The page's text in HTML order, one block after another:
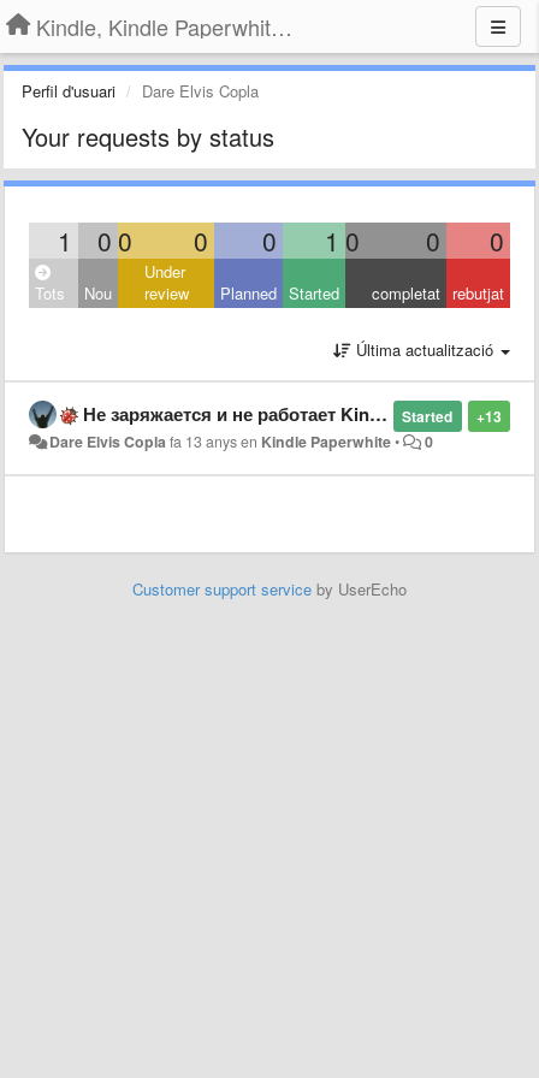
Kindle, Kindle Paperwhite, Kindle Voyage
Perfil d'usuari Dare Elvis Copla
Your requests by status
1 0 0 0 0 1 0 0 0
Tots Nou
Under
review
Planned Started completat rebutjat
Última actualització
+13
Started
Не заряжается и не работает Kindle Paperwhite
Dare Elvis Coplafa 13 anysen Kindle Paperwhite• 0
Customer support service by UserEcho